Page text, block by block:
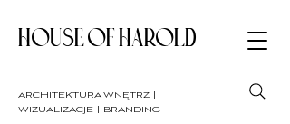
architektura wnętrz |
wizualizacje | branding
HOUSE OF HAROLD